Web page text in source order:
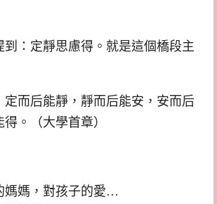
到：定靜思慮得。就是這個橋段主
定而后能靜，靜而后能安，安而后
。（大學首章）
媽媽，對孩子的愛…